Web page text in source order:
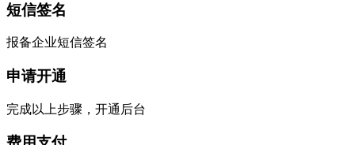
短信签名
报备企业短信签名
申请开通
完成以上步骤，开通后台